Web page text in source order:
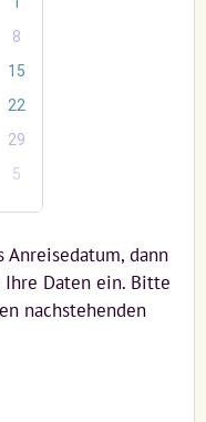
dann
Ihre Daten ein. Bitte
nachstehenden